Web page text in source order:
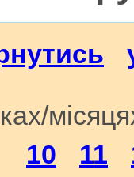
10 11